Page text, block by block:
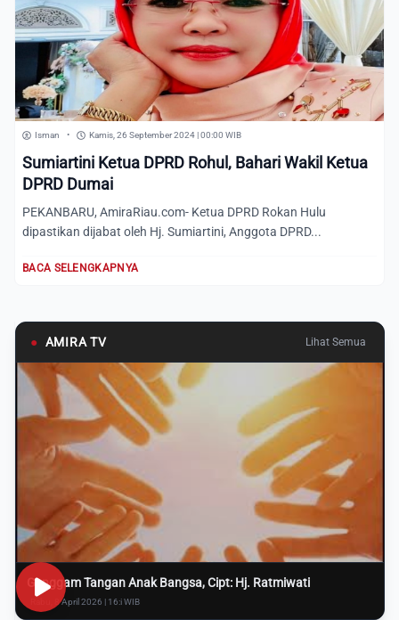
Isman • Kamis, 26 September 2024 | 00:00 WIB
Sumiartini Ketua DPRD Rohul, Bahari Wakil Ketua
DPRD Dumai
PEKANBARU, AmiraRiau.com- Ketua DPRD Rokan Hulu
dipastikan dijabat oleh Hj. Sumiartini, Anggota DPRD...
BACA SELENGKAPNYA
● AMIRA TV Lihat Semua
Genggam Tangan Anak Bangsa, Cipt: Hj. Ratmiwati
Rabu, 8 April 2026 | 16:i WIB